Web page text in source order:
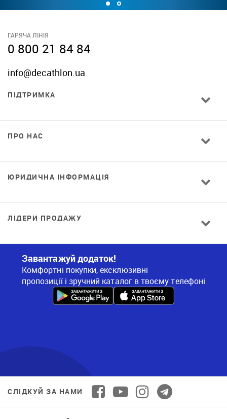
ГАРЯЧА ЛІНІЯ
0 800 21 84 84
info@decathlon.ua
ПІДТРИМКА
ПРО НАС
ЮРИДИЧНА ІНФОРМАЦІЯ
ЛІДЕРИ ПРОДАЖУ
Завантажуй додаток!
Комфортні покупки, ексклюзивні
пропозиції і зручний каталог в твоєму телефоні
СЛІДКУЙ ЗА НАМИ